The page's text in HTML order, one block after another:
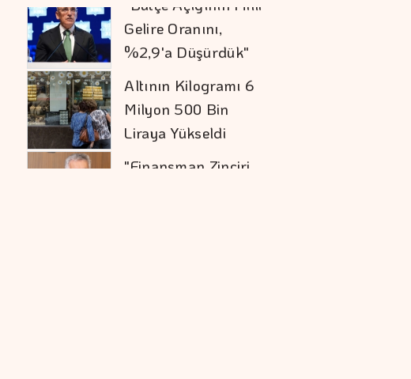
"Finansman Zinciri
Kırılırsa üretim
Barışın Ekonomik
Getirisi Yüksek